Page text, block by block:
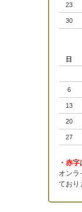
23
30
日
6
13
20
27
・赤
オンラ
ており